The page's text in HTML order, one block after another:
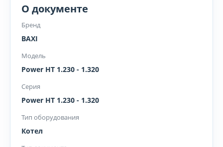
О документе
Бренд
BAXI
Модель
Power HT 1.230 - 1.320
Серия
Power HT 1.230 - 1.320
Тип оборудования
Котел